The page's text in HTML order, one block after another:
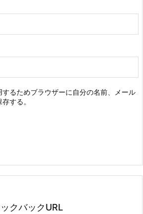
るためブラウザーに自分の名前、メール
する。
クバックURL